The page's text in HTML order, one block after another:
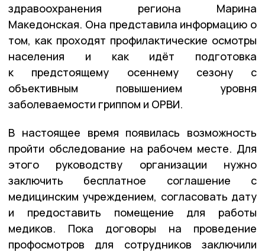
здравоохранения региона Марина
Македонская. Она представила информацию о
том, как проходят профилактические осмотры
населения и как идёт подготовка
к предстоящему осеннему сезону с
объективным повышением уровня
заболеваемости гриппом и ОРВИ.
В настоящее время появилась возможность
пройти обследование на рабочем месте. Для
этого руководству организации нужно
заключить бесплатное соглашение с
медицинским учреждением, согласовать дату
и предоставить помещение для работы
медиков. Пока договоры на проведение
профосмотров для сотрудников заключили